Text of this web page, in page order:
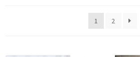
1 2